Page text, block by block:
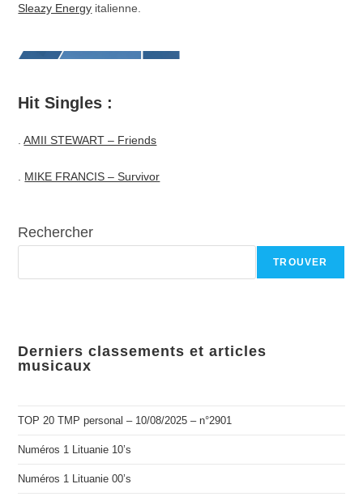
Sleazy Energy italienne.
Hit Singles :
.AMII STEWART – Friends
MIKE FRANCIS – Survivor
Rechercher
TROUVER
Derniers classements et articles
musicaux
TOP 20 TMP personal – 10/08/2025 – n°2901
Numéros 1 Lituanie 10’s
Numéros 1 Lituanie 00’s